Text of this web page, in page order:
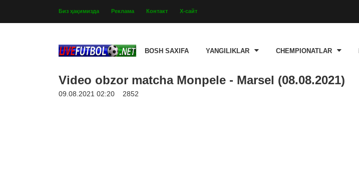
Биз ҳақимизда Реклама Контакт Х-сайт
BOSH SAXIFA YANGILIKLAR CHEMPIONATLAR
Video obzor matcha Monpele - Marsel (08.08.2021)
09.08.2021 02:20 2852